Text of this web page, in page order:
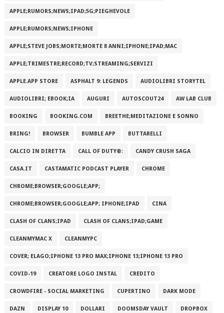
APPLE;RUMORS;NEWS;IPAD;5G;PIEGHEVOLE
APPLE;RUMORS;NEWS;IPHONE
APPLE;STEVE JOBS;MORTE;MORTE 8 ANNI;IPHONE;IPAD;MAC
APPLE;TRIMESTRE;RECORD;TV;STREAMING;SERVIZI
APPLE.APP STORE ASPHALT 9: LEGENDS AUDIOLIBRI STORYTEL
AUDIOLIBRI; EBOOK;IA AUGURI AUTOSCOUT24 AW LAB CLUB
BOOKING BOOKING.COM BREETHE;MEDITAZIONE E SONNO
BRING! BROWSER BUMBLE APP BUTTARELLI
CALCIO IN DIRETTA CALL OF DUTY®: CANDY CRUSH SAGA
CASA.IT CASTAMATIC PODCAST PLAYER CHROME
CHROME;BROWSER;GOOGLE;APP;
CHROME;BROWSER;GOOGLE;APP; IPHONE;IPAD CINA
CLASH OF CLANS;IPAD CLASH OF CLANS;IPAD;GAME
CLEANMYMAC X CLEANMYPC
COVER; ELAGO;IPHONE 13 PRO MAX;IPHONE 13;IPHONE 13 PRO
COVID-19 CREATORE LOGO INSTAL CREDITO
CROWDFIRE - SOCIAL MARKETING CUPERTINO DARK MODE
DAZN DISPLAY 10 DOLLARI DOOMSDAY VAULT DROPBOX